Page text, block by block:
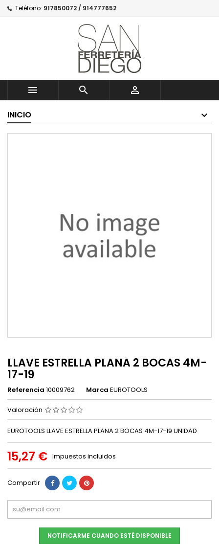
Teléfono: 917850072 / 914777652
  
INICIO
LLAVE ESTRELLA PLANA 2 BOCAS 4M-
17-19
Referencia 10009762 Marca EUROTOOLS
Valoración
EUROTOOLS LLAVE ESTRELLA PLANA 2 BOCAS 4M-17-19 UNIDAD
15,27 € Impuestos incluidos
Compartir
NOTIFICARME CUANDO ESTÉ DISPONIBLE